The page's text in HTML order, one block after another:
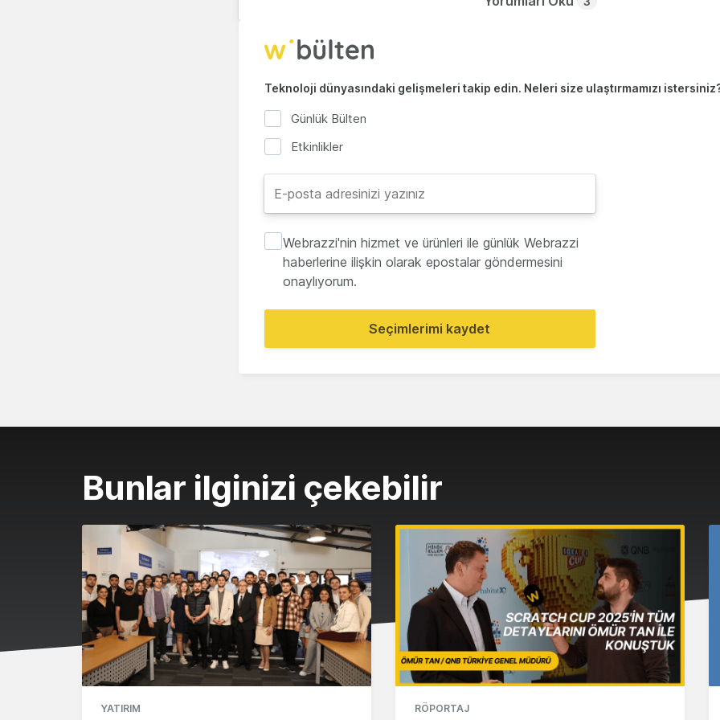
Teknoloji dünyasındaki gelişmeleri takip edin. Neleri size ulaştırmamızı
Günlük Bülten
Etkinlikler
Webrazzi'nin hizmet ve ürünleri ile günlük Webrazzi
haberlerine ilişkin olarak epostalar göndermesini
onaylıyorum.
Seçimlerimi kaydet
Bunlar ilginizi çekebilir
YATIRIM RÖPORTAJ